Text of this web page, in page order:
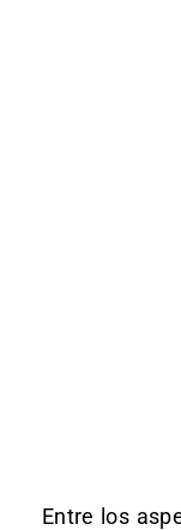
Entre los